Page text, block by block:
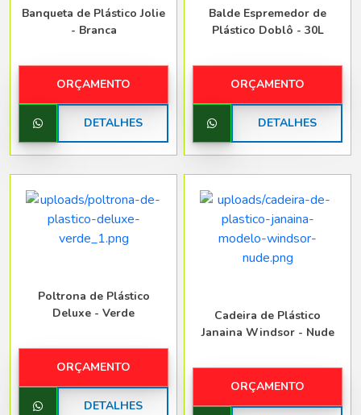
Banqueta de Plástico Jolie
- Branca
ORÇAMENTO
DETALHES
Balde Espremedor de
Plástico Doblô - 30L
ORÇAMENTO
DETALHES
Poltrona de Plástico
Deluxe - Verde
ORÇAMENTO
DETALHES
Cadeira de Plástico
Janaina Windsor - Nude
ORÇAMENTO